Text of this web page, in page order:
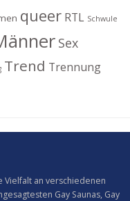
queer RTL Schwule
Sex
Trend Trennung
an verschiedenen
Gay Saunas, Gay